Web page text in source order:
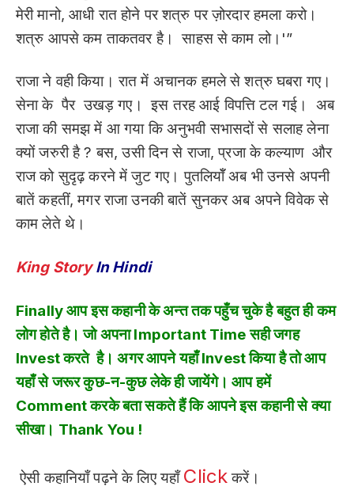
मेरी मानो, आधी रात होने पर शत्रु पर ज़ोरदार हमला करो।
शत्रु आपसे कम ताकतवर है। साहस से काम लो।'”
राजा ने वही किया। रात में अचानक हमले से शत्रु घबरा गए।
सेना के पैर उखड़ गए। इस तरह आई विपत्ति टल गई। अब
राजा की समझ में आ गया कि अनुभवी सभासदों से सलाह लेना
क्यों जरुरी है ? बस, उसी दिन से राजा, प्रजा के कल्याण और
राज को सुदृढ़ करने में जुट गए। पुतलियॉँ अब भी उनसे अपनी
बातें कहतीं, मगर राजा उनकी बातें सुनकर अब अपने विवेक से
काम लेते थे।
King StoryIn Hindi
Finally आप इस कहानी के अन्त तक पहुँच चुके है बहुत ही कम
लोग होते है। जो अपना Important Time सही जगह
Invest करते है। अगर आपने यहाँ Invest किया है तो आप
यहाँ से जरूर कुछ-न-कुछ लेके ही जायेंगे। आप हमें
Comment करके बता सकते हैं कि आपने इस कहानी से क्या
सीखा। Thank You !
ऐसी कहानियाँ पढ़ने के लिए यहाँClickकरें।